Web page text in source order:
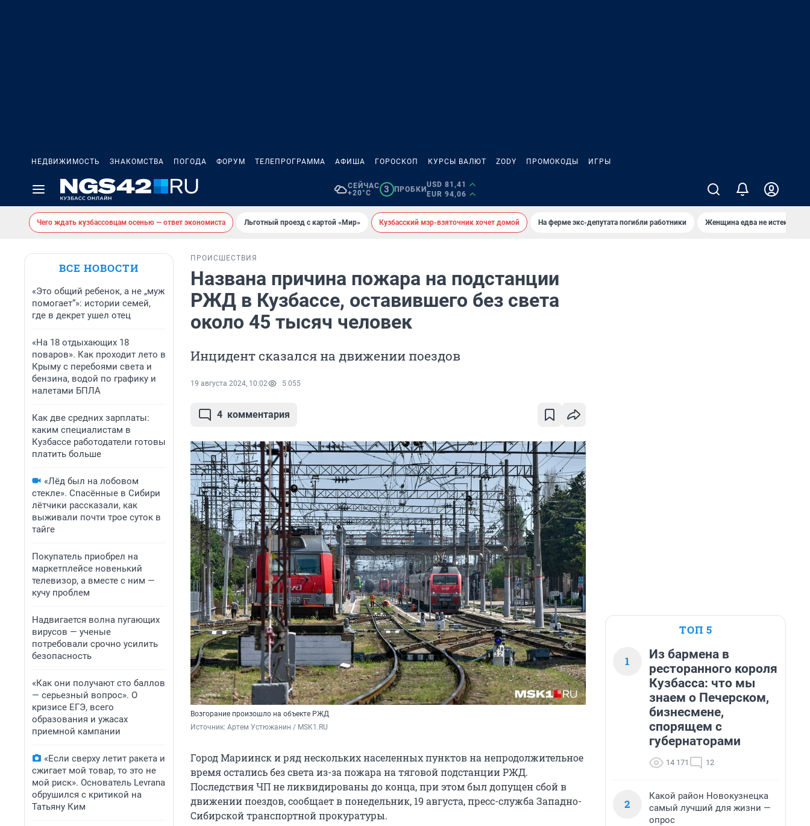
НЕДВИЖИМОСТЬ ЗНАКОМСТВА ПОГОДА ФОРУМ ТЕЛЕПРОГРАММА АФИША ГОРОСКОП КУРСЫ ВАЛЮТ ZODY ПРОМОКОДЫ ИГРЫ
СЕЙЧАС
+20°C
3 ПРОБКИ
USD 81,41
EUR 94,06
Чего ждать кузбассовцам осенью — ответ экономиста Льготный проезд с картой «Мир» Кузбасский мэр-взяточник хочет домой На ферме экс-депутата погибли работники Женщина едва не истекла
ВСЕ НОВОСТИ
«Это общий ребенок, а не „муж
помогает“»: истории семей,
где в декрет ушел отец
«На 18 отдыхающих 18
поваров». Как проходит лето в
Крыму с перебоями света и
бензина, водой по графику и
налетами БПЛА
Как две средних зарплаты:
каким специалистам в
Кузбассе работодатели готовы
платить больше
«Лёд был на лобовом
стекле». Спасённые в Сибири
лётчики рассказали, как
выживали почти трое суток в
тайге
Покупатель приобрел на
маркетплейсе новенький
телевизор, а вместе с ним —
кучу проблем
Надвигается волна пугающих
вирусов — ученые
потребовали срочно усилить
безопасность
«Как они получают сто баллов
— серьезный вопрос». О
кризисе ЕГЭ, всего
образования и ужасах
приемной кампании
«Если сверху летит ракета и
сжигает мой товар, то это не
мой риск». Основатель Levrana
обрушился с критикой на
Татьяну Ким
ПРОИСШЕСТВИЯ
Названа причина пожара на подстанции
РЖД в Кузбассе, оставившего без света
около 45 тысяч человек
Инцидент сказался на движении поездов
19 августа 2024, 10:02 5 055
4 комментария
Возгорание произошло на объекте РЖД
Источник: Артем Устюжанин / MSK1.RU
Город Мариинск и ряд нескольких населенных пунктов на непродолжительное
время остались без света из-за пожара на тяговой подстанции РЖД.
Последствия ЧП не ликвидированы до конца, при этом был допущен сбой в
движении поездов, сообщает в понедельник, 19 августа, пресс-служба Западно-
Сибирской транспортной прокуратуры.
ТОП 5
1
Из бармена в
ресторанного короля
Кузбасса: что мы
знаем о Печерском,
бизнесмене,
спорящем с
губернаторами
14 171 12
2
Какой район Новокузнецка
самый лучший для жизни —
опрос